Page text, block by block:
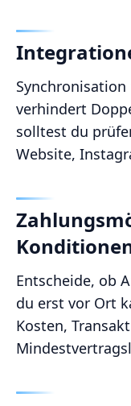
verhindert
solltest du
Website,
Entscheide, ob
du erst vor Ort
Kosten,